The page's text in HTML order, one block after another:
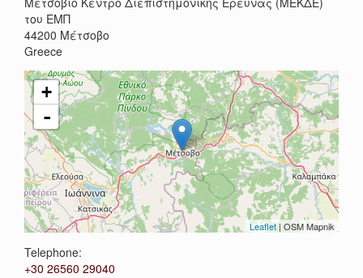
του ΕΜΠ
44200 Μέτσοβο
Greece
+
-
Leaflet | OSM Mapnik
Telephone:
+30 26560 29040